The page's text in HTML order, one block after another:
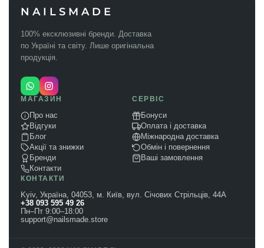
NAILSMADE
100% ексклюзивні бренди. Доставка
по Україні та світу. Лише оригінальна
продукція.
МАГАЗИН
Про нас
Відгуки
Блог
Акції та знижки
Бренди
Контакти
СЕРВІС
Бонуси
Оплата і доставка
Міжнародна доставка
Обмін і повернення
Ваші замовлення
КОНТАКТИ
Kyiv, Україна, 04053, м. Київ, вул. Січових Стрільців, 44А
+38 093 595 49 26
Пн–Пт 9:00–18:00
support@nailsmade.store